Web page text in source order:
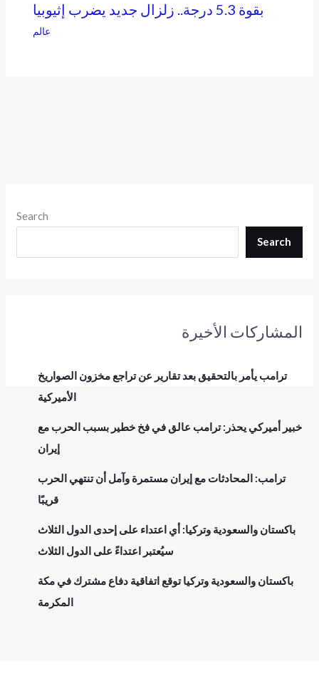
Search
Search
المشاركات الأخيرة
ترامب يأمر بالتحقيق بعد تقارير عن تراجع مخزون الصواريخ
الأميركية
خبير أميركي يحذر: ترامب عالق في فخ خطير بسبب الحرب مع
إيران
ترامب: المحادثات مع إيران مستمرة وآمل أن تنتهي الحرب
قريبًا
باكستان والسعودية وتركيا: أي اعتداء على إحدى الدول الثلاث
سيُعتبر اعتداءً على الدول الثلاث
باكستان والسعودية وتركيا توقع اتفاقية دفاع مشترك في مكة
المكرمة
بقوة 5.3 درجة.. زلزال جديد يضرب إثيوبيا
عالم